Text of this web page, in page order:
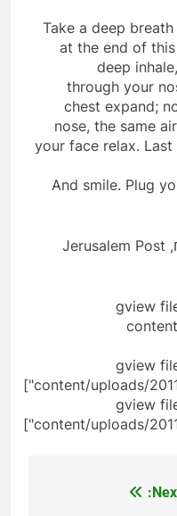
Take a deep
at the end of
deep
through your
chest expand;
nose, the same
your face relax. Last
And smile. Plug
כתבה באנגלית, מאת אמיר מזרח, Jerusalem Post
[gview
[gview
content/uploads/
[gview
content/uploads/